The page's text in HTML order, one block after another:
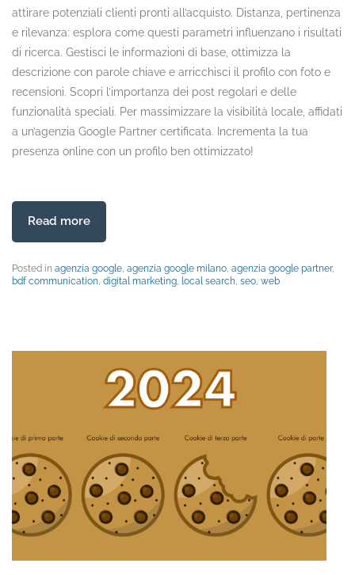
attirare potenziali clienti pronti all’acquisto. Distanza, pertinenza
e rilevanza: esplora come questi parametri influenzano i risultati
di ricerca. Gestisci le informazioni di base, ottimizza la
descrizione con parole chiave e arricchisci il profilo con foto e
recensioni. Scopri l’importanza dei post regolari e delle
funzionalità speciali. Per massimizzare la visibilità locale, affidati
a un’agenzia Google Partner certificata. Incrementa la tua
presenza online con un profilo ben ottimizzato!
Read more
Posted in agenzia google, agenzia google milano, agenzia google partner,
bdf communication, digital marketing, local search, seo, web